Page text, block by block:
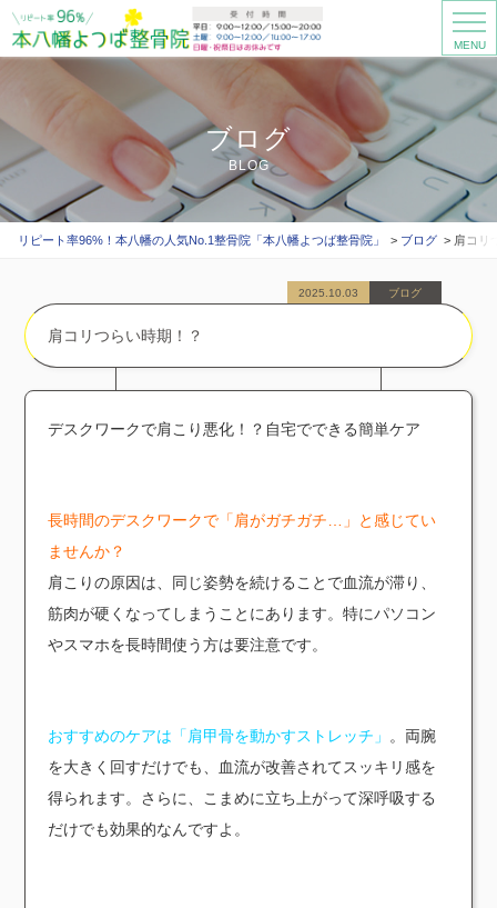
MENU
ブログ
BLOG
リピート率96%！本八幡の人気No.1整骨院「本八幡よつば整骨院」 ブログ 肩コリ
肩コリつらい時期！？
2025.10.03 ブログ
デスクワークで肩こり悪化！？自宅でできる簡単ケア
長時間のデスクワークで「肩がガチガチ…」と感じてい
ませんか？
肩こりの原因は、同じ姿勢を続けることで血流が滞り、
筋肉が硬くなってしまうことにあります。特にパソコン
やスマホを長時間使う方は要注意です。
おすすめのケアは「肩甲骨を動かすストレッチ」 。両腕
を大きく回すだけでも、血流が改善されてスッキリ感を
得られます。さらに、こまめに立ち上がって深呼吸する
だけでも効果的なんですよ。